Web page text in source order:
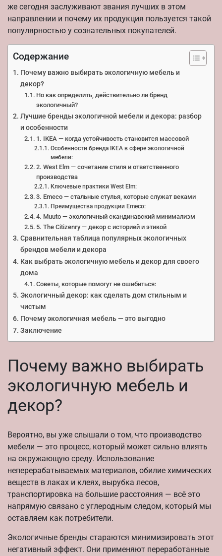
же сегодня заслуживают звания лучших в этом
направлении и почему их продукция пользуется такой
популярностью у сознательных покупателей.
Содержание
Почему важно выбирать экологичную мебель и
декор?
Но как определить, действительно ли бренд
экологичный?
Лучшие бренды экологичной мебели и декора: разбор
и особенности
1. IKEA — когда устойчивость становится массовой
Особенности бренда IKEA в сфере экологичной
мебели:
2. West Elm — сочетание стиля и ответственного
производства
Ключевые практики West Elm:
3. Emeco — стальные стулья, которые служат веками
Преимущества продукции Emeco:
4. Muuto — экологичный скандинавский минимализм
5. The Citizenry — декор с историей и этикой
Сравнительная таблица популярных экологичных
брендов мебели и декора
Как выбрать экологичную мебель и декор для своего
дома
Советы, которые помогут не ошибиться:
Экологичный декор: как сделать дом стильным и
чистым
Почему экологичная мебель — это выгодно
Заключение
Почему важно выбирать
экологичную мебель и
декор?
Вероятно, вы уже слышали о том, что производство
мебели — это процесс, который может сильно влиять
на окружающую среду. Использование
неперерабатываемых материалов, обилие химических
веществ в лаках и клеях, вырубка лесов,
транспортировка на большие расстояния — всё это
напрямую связано с углеродным следом, который мы
оставляем как потребители.
Экологичные бренды стараются минимизировать этот
негативный эффект. Они применяют переработанные